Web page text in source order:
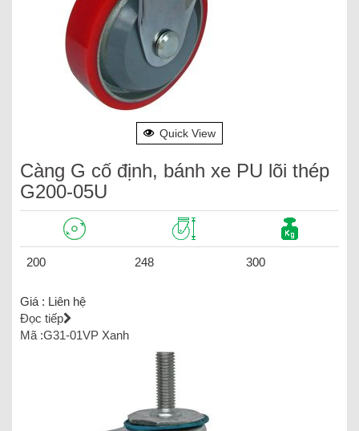
Quick View
Càng G cố định, bánh xe PU lõi thép
G200-05U
200 248 300
Giá : Liên hệ
Đọc tiếp
Mã :G31-01VP Xanh